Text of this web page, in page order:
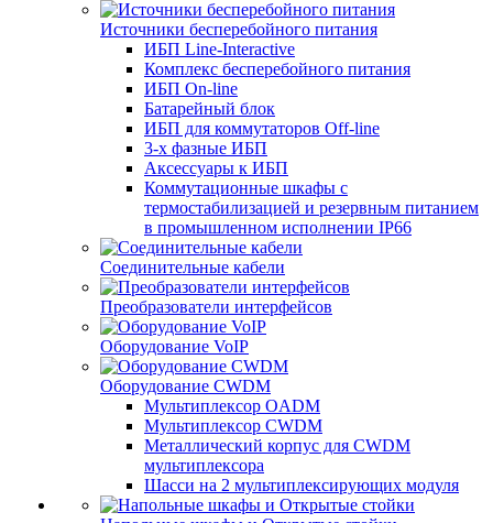
Источники бесперебойного питания
ИБП Line-Interactive
Комплекс бесперебойного питания
ИБП On-line
Батарейный блок
ИБП для коммутаторов Off-line
3-х фазные ИБП
Аксессуары к ИБП
Коммутационные шкафы с
термостабилизацией и резервным питанием
в промышленном исполнении IP66
Соединительные кабели
Преобразователи интерфейсов
Оборудование VoIP
Оборудование CWDM
Мультиплекcор OADM
Мультиплексор CWDM
Металлический корпус для CWDM
мультиплексора
Шасси на 2 мультиплексирующих модуля